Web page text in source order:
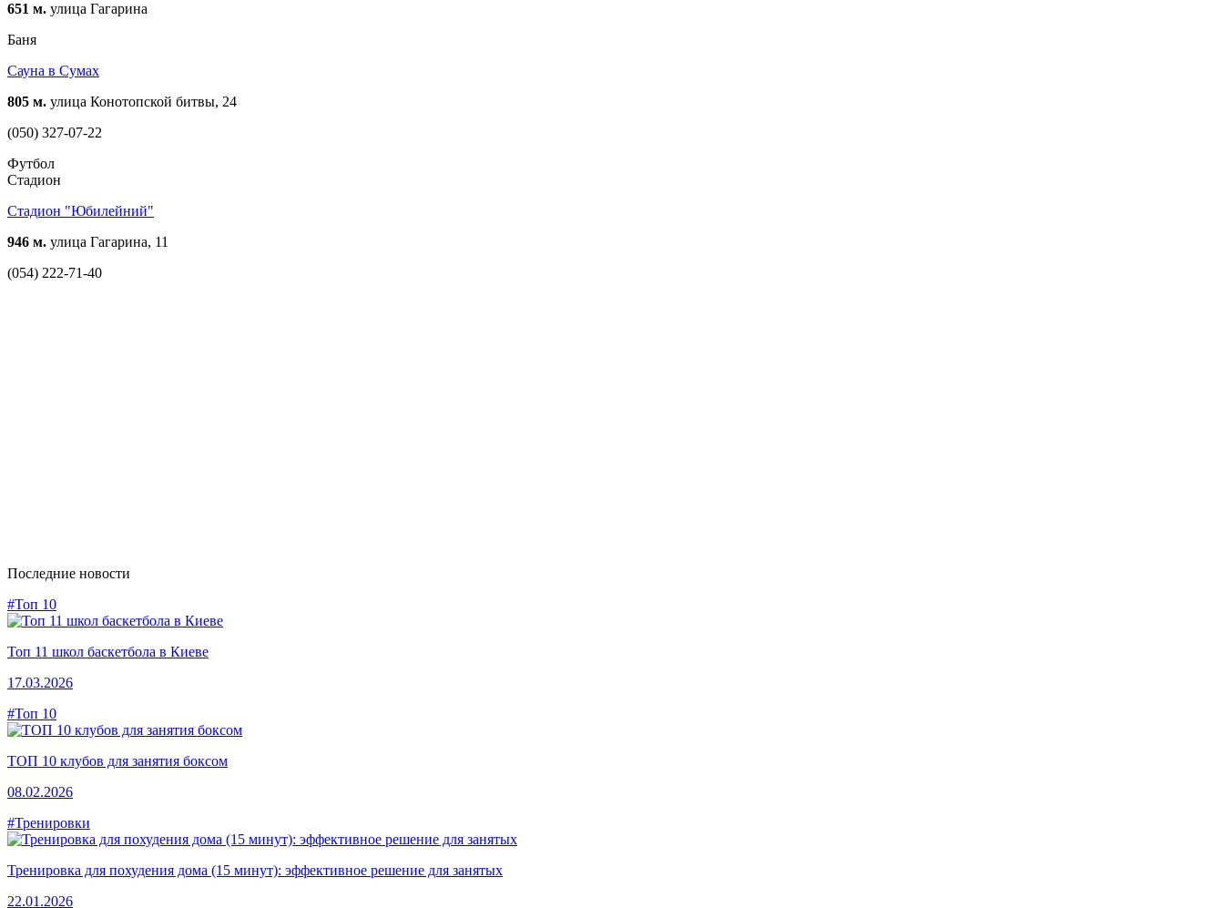
651 м. улица Гагарина
Баня
Сауна в Сумах
805 м. улица Конотопской битвы, 24
(050) 327-07-22
Футбол
Стадион
Стадион "Юбилейний"
946 м. улица Гагарина, 11
(054) 222-71-40
Последние новости
#Топ 10
Топ 11 школ баскетбола в Киеве
17.03.2026
#Топ 10
ТОП 10 клубов для занятия боксом
08.02.2026
#Тренировки
Тренировка для похудения дома (15 минут): эффективное решение для занятых
22.01.2026